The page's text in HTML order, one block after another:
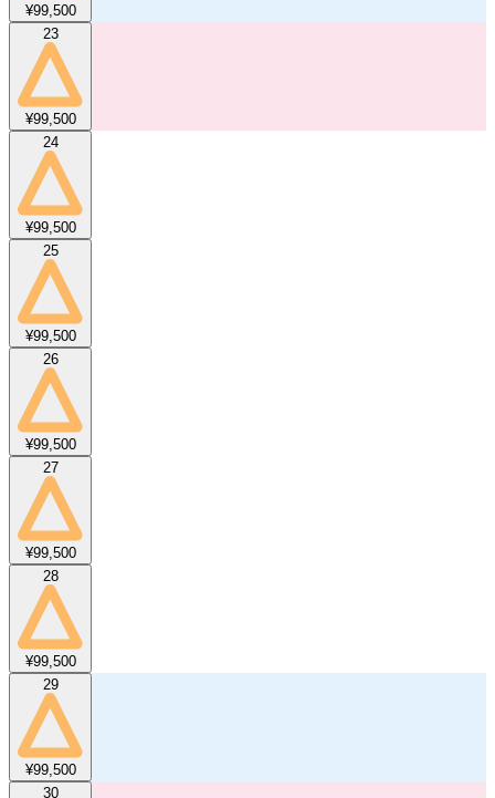
¥99,500
23
¥99,500
24
¥99,500
25
¥99,500
26
¥99,500
27
¥99,500
28
¥99,500
29
¥99,500
30